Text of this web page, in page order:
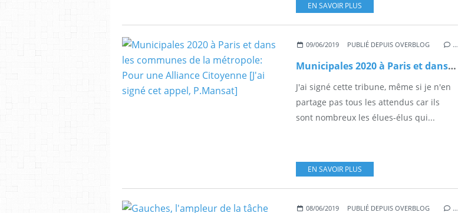
EN SAVOIR PLUS
09/06/2019 PUBLIÉ DEPUIS OVERBLOG …
Municipales 2020 à Paris et dans les communes de la métropole: Pour une Alliance Citoyenne [J'ai signé cet appel, P.Mansat]
J'ai signé cette tribune, même si je n'en
partage pas tous les attendus car ils
sont nombreux les élues-élus qui...
EN SAVOIR PLUS
08/06/2019 PUBLIÉ DEPUIS OVERBLOG …